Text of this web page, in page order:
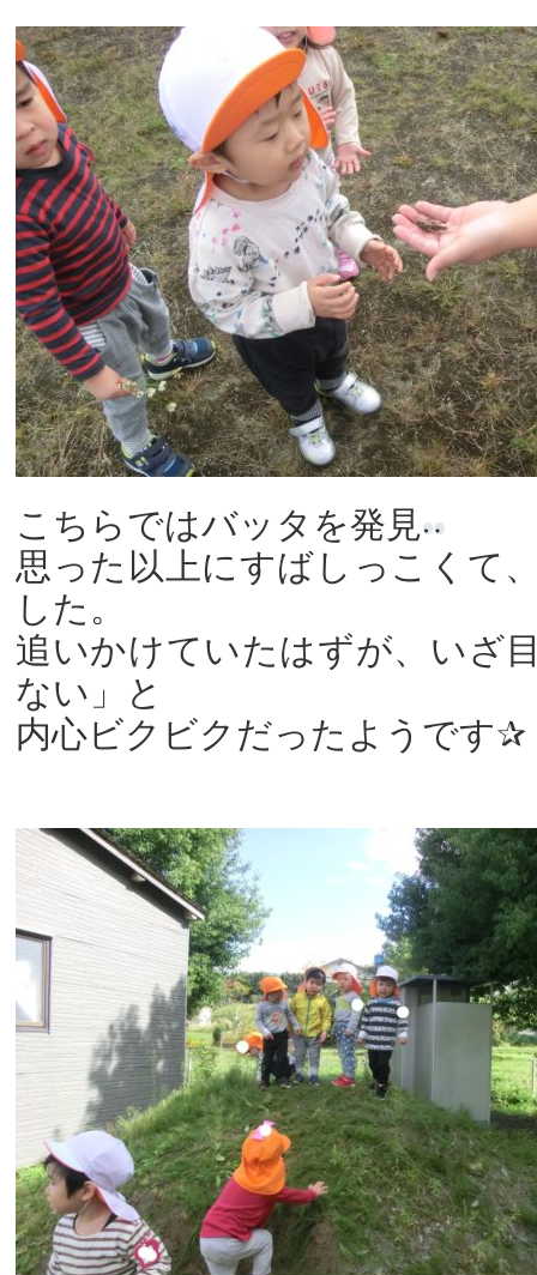
こちらではバッタを発見
思った以上にすばしっこくて
した。
追いかけていたはずが、いざ
ない」と
内心ビクビクだったようです✰